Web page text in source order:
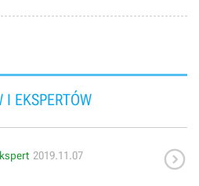
I EKSPERTÓW
2019.11.07 